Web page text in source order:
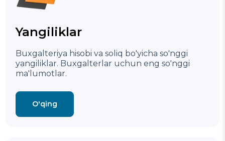
Yangiliklar
Buxgalteriya hisobi va soliq bo'yicha so'nggi
yangiliklar. Buxgalterlar uchun eng so'nggi
ma'lumotlar.
O'qing